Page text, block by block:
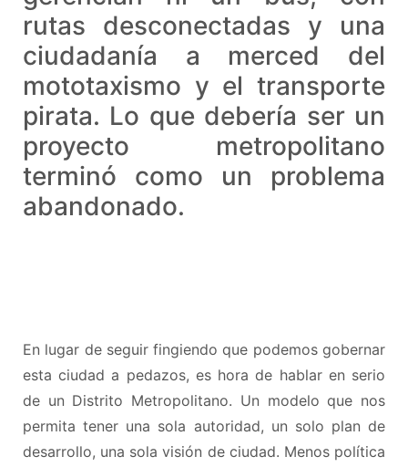
rutas desconectadas y una
ciudadanía a merced del
mototaxismo y el transporte
pirata. Lo que debería ser un
proyecto metropolitano
terminó como un problema
abandonado.
En lugar de seguir fingiendo que podemos gobernar
esta ciudad a pedazos, es hora de hablar en serio
de un Distrito Metropolitano. Un modelo que nos
permita tener una sola autoridad, un solo plan de
desarrollo, una sola visión de ciudad. Menos política